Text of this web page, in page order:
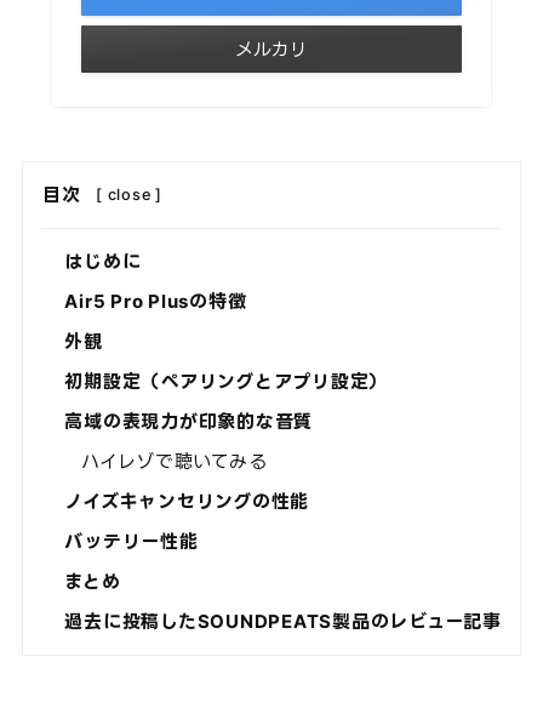
メルカリ
目次 [ close ]
はじめに
Air5 Pro Plusの特徴
外観
初期設定（ペアリングとアプリ設定）
高域の表現力が印象的な音質
ハイレゾで聴いてみる
ノイズキャンセリングの性能
バッテリー性能
まとめ
過去に投稿したSOUNDPEATS製品のレビュー記事